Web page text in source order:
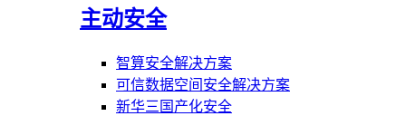
主动安全
智算安全解决方案
可信数据空间安全解决方案
新华三国产化安全